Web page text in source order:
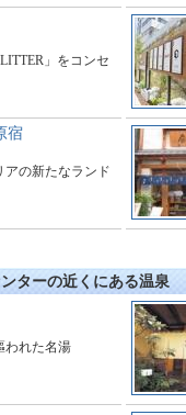
」をコンセ
宿
アの新たなランド
ターの近くにある温泉
われた名湯